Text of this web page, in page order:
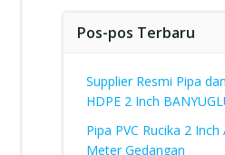
Pos-pos Terbaru
Supplier Resmi Pipa
HDPE 2 Inch
Pipa PVC Rucika 2 Inch
Meter Gedangan